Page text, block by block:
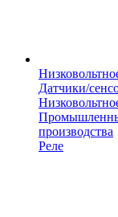
Датчики/
производства
Реле